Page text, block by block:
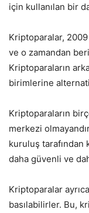
için kullanılan bir
Kriptoparalar,
ve o zamandan
Kriptoparaların
birimlerine
Kriptoparaların
merkezi
kuruluş tarafından
daha güvenli ve
Kriptoparalar
basılabilirler. Bu,